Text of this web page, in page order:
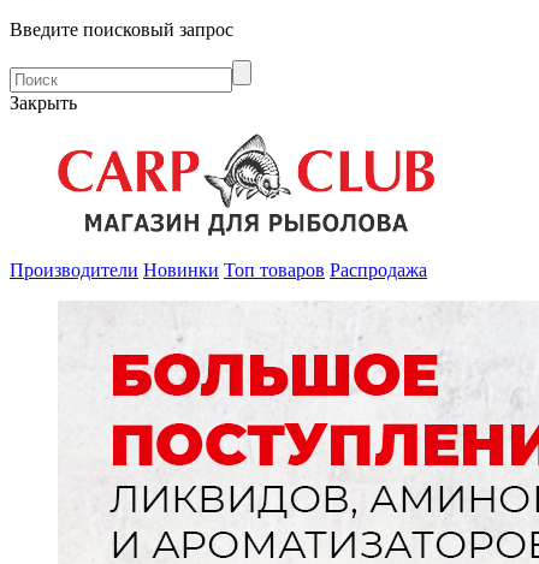
Введите поисковый запрос
Закрыть
Производители Новинки Топ товаров Распродажа